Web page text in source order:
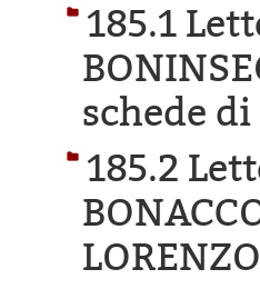
185.1
schede
185.2